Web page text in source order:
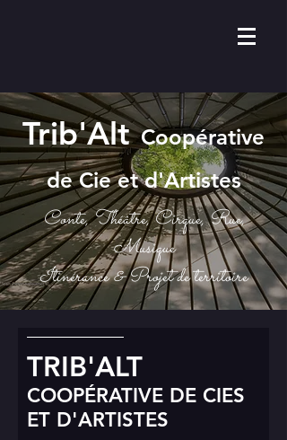
Trib'Alt Coopérative
de Cie et d'Artistes
Conte, Théâtre, Cirque, Rue,
Musique
Itinérance & Projet de territoire
TRIB'ALT
COOPÉRATIVE DE CIES
ET D'ARTISTES